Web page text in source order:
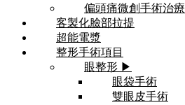
偏頭痛微創手術治療
客製化臉部拉提
超能電漿
整形手術項目
眼整形 ▶
眼袋手術
雙眼皮手術